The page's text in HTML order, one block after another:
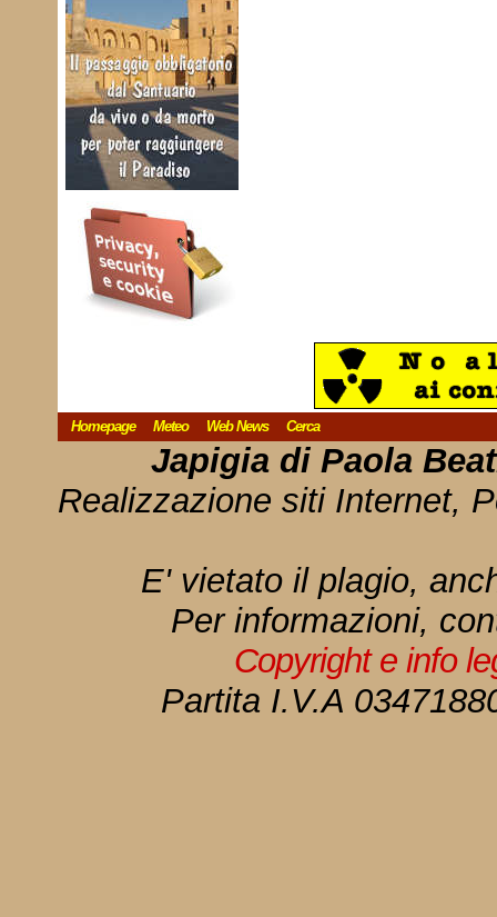
Homepage Meteo Web News Cerca
Japigia di Paola
Realizzazione siti Internet,
E' vietato il plagio,
Per informazioni,
Copyright e info
Partita I.V.A